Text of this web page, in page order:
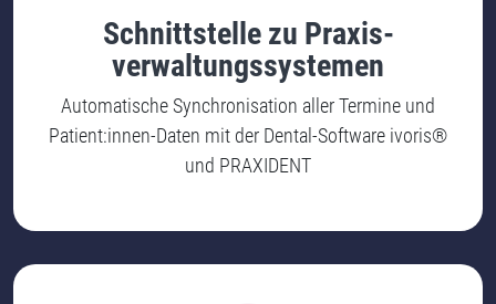
Schnittstelle zu Praxis-
verwaltungssystemen
Automatische Synchronisation aller Termine und
Patient:innen-Daten mit der Dental-Software ivoris®
und PRAXIDENT